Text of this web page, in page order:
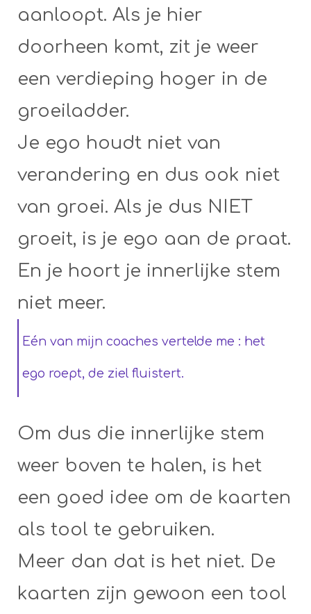
aanloopt. Als je hier
doorheen komt, zit je weer
een verdieping hoger in de
groeiladder.
Je ego houdt niet van
verandering en dus ook niet
van groei. Als je dus NIET
groeit, is je ego aan de praat.
En je hoort je innerlijke stem
niet meer.
Eén van mijn coaches vertelde me : het
ego roept, de ziel fluistert.
Om dus die innerlijke stem
weer boven te halen, is het
een goed idee om de kaarten
als tool te gebruiken.
Meer dan dat is het niet. De
kaarten zijn gewoon een tool